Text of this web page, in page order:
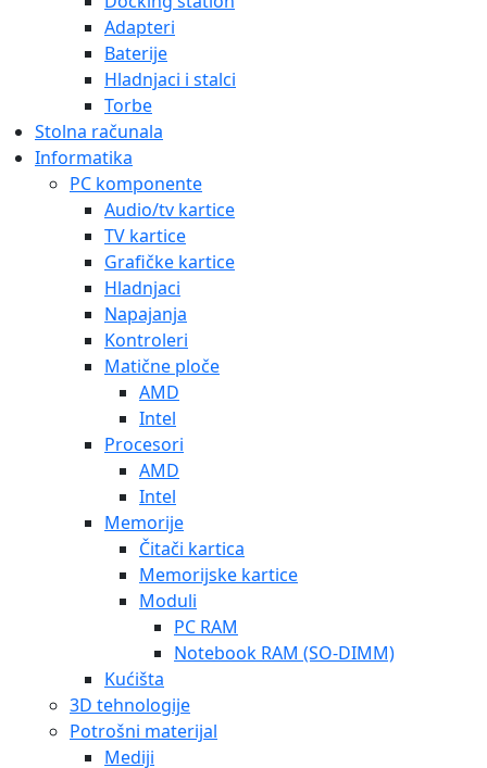
Adapteri
Baterije
Hladnjaci i stalci
Torbe
Stolna računala
Informatika
PC komponente
Audio/tv kartice
TV kartice
Grafičke kartice
Hladnjaci
Napajanja
Kontroleri
Matične ploče
AMD
Intel
Procesori
AMD
Intel
Memorije
Čitači kartica
Memorijske kartice
Moduli
PC RAM
Notebook RAM (SO-DIMM)
Kućišta
3D tehnologije
Potrošni materijal
Mediji